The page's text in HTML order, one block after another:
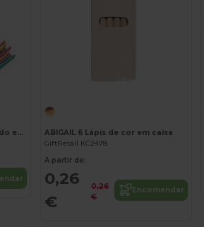
Conjunto para pintar fornecido em caixa de cartão
ABIGAIL 6 Lápis de cor em caixa
GiftRetail KC2478
A partir de:
0,26
€
0,26
€
Encomendar